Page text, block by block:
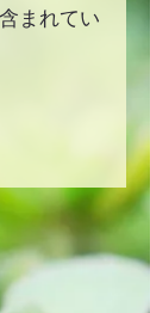
まれてい